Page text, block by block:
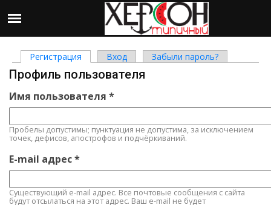
Главные вкладки
Регистрация (активная вкладка)
Вход Забыли пароль?
Профиль пользователя
Имя пользователя *
Пробелы допустимы; пунктуация не допустима, за исключением
точек, дефисов, апострофов и подчёркиваний.
E-mail адрес*
Существующий e-mail адрес. Все почтовые сообщения с сайта
будут отсылаться на этот адрес. Ваш e-mail не будет